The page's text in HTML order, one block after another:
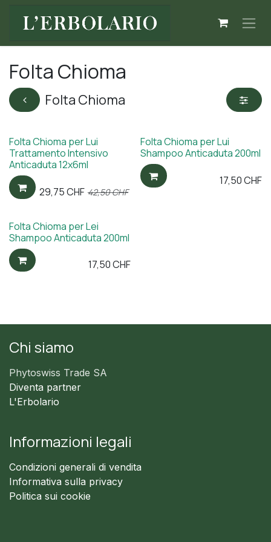
Folta Chioma
Folta Chioma
30% DI SCONTO
Folta Chioma per Lui
Trattamento Intensivo
Anticaduta 12x6ml
29,75CHF 42,50CHF
Folta Chioma per Lui
Shampoo Anticaduta 200ml
17,50CHF
Folta Chioma per Lei
Shampoo Anticaduta 200ml
17,50CHF
Chi siamo
Phytoswiss Trade SA
Diventa partner
L'Erbolario
Informazioni legali
Condizioni generali di vendita
Informativa sulla privacy
Politica sui cookie